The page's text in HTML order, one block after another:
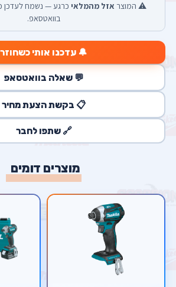
⚠️ המוצר אזל מהמלאי כרגע — נשמח לעדכן
בוואטסאפ.
🔔 עדכנו אותי כשחוזר
💬 שאלה בוואטסאפ
📋 בקשת הצעת מחיר
🔗 שתפו לחבר
מוצרים דומים